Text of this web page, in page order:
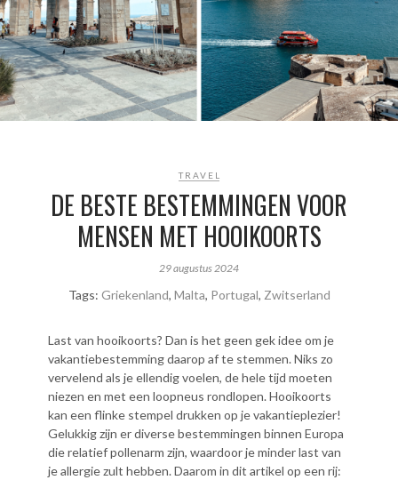
TRAVEL
DE BESTE BESTEMMINGEN VOOR
MENSEN MET HOOIKOORTS
29 augustus 2024
Tags: Griekenland, Malta, Portugal, Zwitserland
Last van hooikoorts? Dan is het geen gek idee om je
vakantiebestemming daarop af te stemmen. Niks zo
vervelend als je ellendig voelen, de hele tijd moeten
niezen en met een loopneus rondlopen. Hooikoorts
kan een flinke stempel drukken op je vakantieplezier!
Gelukkig zijn er diverse bestemmingen binnen Europa
die relatief pollenarm zijn, waardoor je minder last van
je allergie zult hebben. Daarom in dit artikel op een rij: